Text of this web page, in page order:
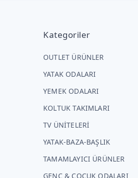
Kategoriler
OUTLET ÜRÜNLER
YATAK ODALARI
YEMEK ODALARI
KOLTUK TAKIMLARI
TV ÜNİTELERİ
YATAK-BAZA-BAŞLIK
TAMAMLAYICI ÜRÜNLER
GENÇ & ÇOCUK ODALARI